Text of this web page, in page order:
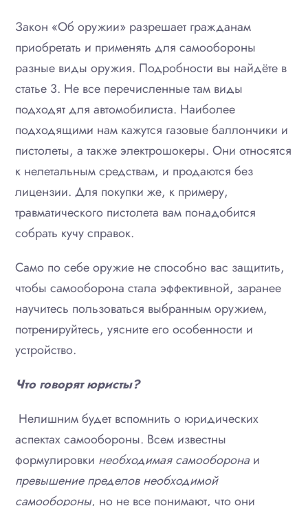
Закон «Об оружии» разрешает гражданам
приобретать и применять для самообороны
разные виды оружия. Подробности вы найдёте в
статье 3. Не все перечисленные там виды
подходят для автомобилиста. Наиболее
подходящими нам кажутся газовые баллончики и
пистолеты, а также электрошокеры. Они относятся
к нелетальным средствам, и продаются без
лицензии. Для покупки же, к примеру,
травматического пистолета вам понадобится
собрать кучу справок.
Само по себе оружие не способно вас защитить,
чтобы самооборона стала эффективной, заранее
научитесь пользоваться выбранным оружием,
потренируйтесь, уясните его особенности и
устройство.
Что говорят юристы?
Нелишним будет вспомнить о юридических
аспектах самообороны. Всем известны
формулировки необходимая самооборонаи
превышение пределов необходимой
самообороны, но не все понимают, что они